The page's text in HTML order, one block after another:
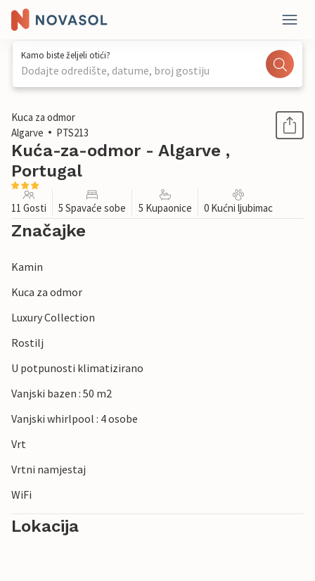
Kamo biste željeli otići?
Dodajte odredište, datume, broj gostiju
1 / 30
Kuca za odmor
Algarve
PTS213
Kuća-za-odmor - Algarve ,
Portugal
11 Gosti 5 Spavaće sobe 5 Kupaonice 0 Kućni ljubimac
Značajke
Kamin
Kuca za odmor
Luxury Collection
Rostilj
U potpunosti klimatizirano
Vanjski bazen : 50 m2
Vanjski whirlpool : 4 osobe
Vrt
Vrtni namjestaj
WiFi
Lokacija